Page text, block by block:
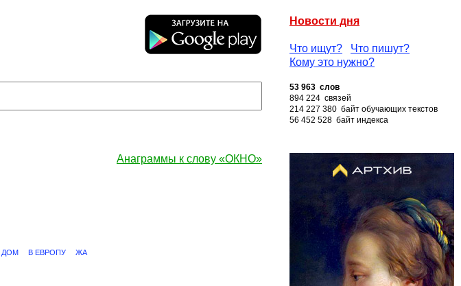
Новости дня
Что ищут?
Что пишут?
Кому это нужно?
53 963 слов
894 224 связей
214 227 380 байт обучающих текстов
56 452 528 байт индекса
Анаграммы к слову «ОКНО»
ДОМ В ЕВРОПУ ЖА